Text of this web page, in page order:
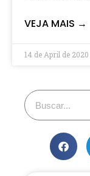
VEJA MAIS →
14 de April de 2020